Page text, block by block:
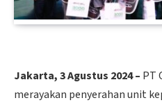
Jakarta, 3 Agustus 2024 – PT
merayakan penyerahan unit